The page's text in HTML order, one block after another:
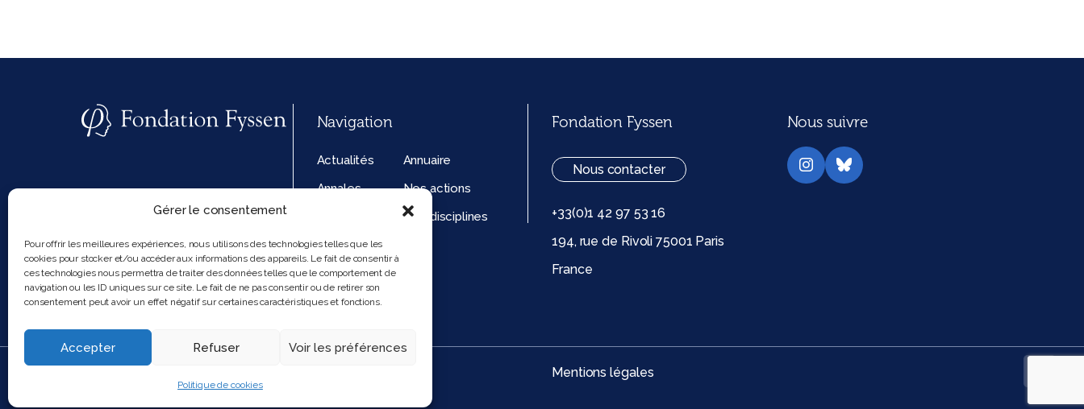
Gérer le consentement
Pour offrir les meilleures expériences, nous utilisons des technologies telles que les
cookies pour stocker et/ou accéder aux informations des appareils. Le fait de consentir à
ces technologies nous permettra de traiter des données telles que le comportement de
navigation ou les ID uniques sur ce site. Le fait de ne pas consentir ou de retirer son
consentement peut avoir un effet négatif sur certaines caractéristiques et fonctions.
Accepter Refuser Voir les préférences
Politique de cookies
Navigation
Actualités
Annuaire
Annales
Nos actions
Nos disciplines
Politique de
cookies (UE)
Fondation Fyssen
Nous contacter
+33(0)1 42 97 53 16
194, rue de Rivoli 75001 Paris
France
Nous suivre
Instagram
Bluesky
Mentions légales